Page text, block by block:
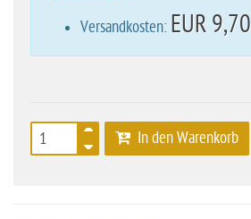
Versandkosten: EUR 9,70
In den Warenkorb